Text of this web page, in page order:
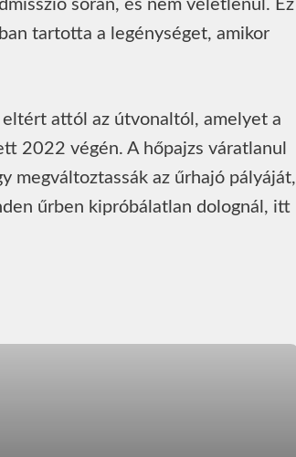
során, és nem véletlenül. Ez
tartotta a legénységet, amikor
attól az útvonaltól, amelyet a
2022 végén. A hőpajzs váratlanul
megváltoztassák az űrhajó pályáját,
űrben kipróbálatlan dolognál, itt